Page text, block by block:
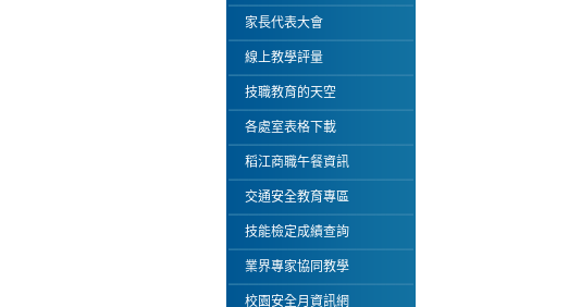
家長代表大會
線上教學評量
技職教育的天空
各處室表格下載
稻江商職午餐資訊
交通安全教育專區
技能檢定成績查詢
業界專家協同教學
校園安全月資訊網